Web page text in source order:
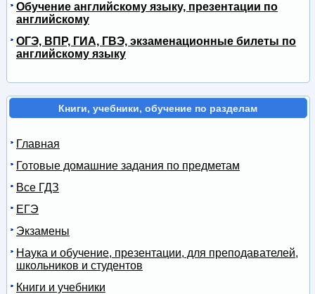
Обучение английскому языку, презентации по
английскому
ОГЭ, ВПР, ГИА, ГВЭ, экзаменационные билеты по
английскому языку
Книги, учебники, обучение по разделам
Главная
Готовые домашние задания по предметам
Все ГДЗ
ЕГЭ
Экзамены
Наука и обучение, презентации, для преподавателей,
школьников и студентов
Книги и учебники